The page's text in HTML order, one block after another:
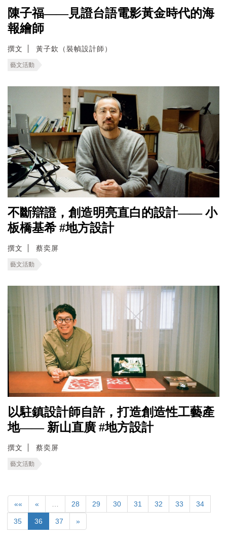
陳子福——見證台語電影黃金時代的海
報繪師
撰文 黃子欽（裝幀設計師）
藝文活動
不斷辯證，創造明亮直白的設計—— 小
板橋基希 #地方設計
撰文 蔡奕屏
藝文活動
以駐鎮設計師自許，打造創造性工藝產
地—— 新山直廣 #地方設計
撰文 蔡奕屏
藝文活動
«« « 28 29 30 31 32 33 34
35 36 37 »